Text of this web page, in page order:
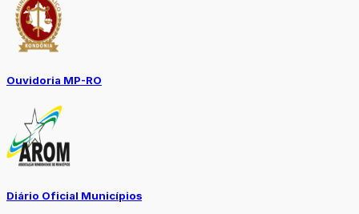
Ouvidoria MP-RO
Diário Oficial Municípios